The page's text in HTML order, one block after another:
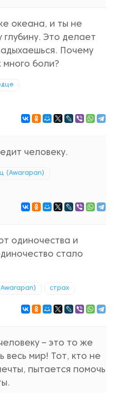
океана, и ты не
Это делает
Почему
много боли?
человеку.
(Awarapan)
одиночества и
стало
страх
– это то же
весь мир! Тот, кто не
пытается помочь